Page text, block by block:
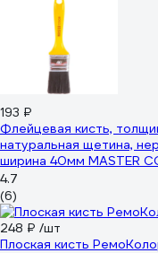
193 ₽
Флейцевая кисть,
натуральная щетина,
ширина 40мм МASTER
4.7
(6)
248 ₽ /шт
Плоская кисть